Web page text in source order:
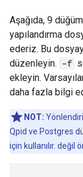
Aşağıda, 9
yapılandırma
ederiz. Bu
düzenleyin. -f
ekleyin.
daha fazla bilgi
NOT:
Qpid ve Postgres
için kullanılır. değil